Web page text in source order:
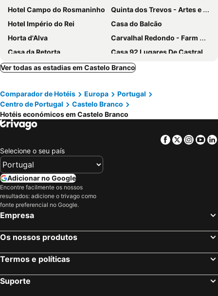
Hotel Campo do Rosmaninho
Quinta dos Trevos - Artes e Ofícios
Hotel Império do Rei
Casa do Balcão
Horta d'Alva
Carvalhal Redondo - Farm House
Casa da Retorta
Casa 92 Lugares De Castraleuca
O Miradouro
Telhadense
Castrum Sentido
Hi – Castelo Branco Youth Hostel
Ver todas as estadias em Castelo Branco
Comparador de Hotéis Europa
Portugal
Centro de Portugal
Castelo Branco
Hotéis económicos em Castelo Branco
Facebook
Twitter
Selecione o seu país
Adicionar no Google
Encontre facilmente os nossos
resultados: adicione o trivago como
fonte preferencial no Google.
Empresa
Os nossos produtos
Termos e políticas
Suporte